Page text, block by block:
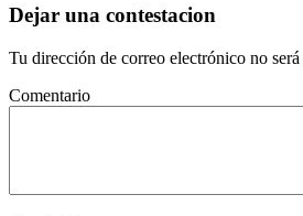
Dejar una contestacion
Tu dirección de correo electrónico no
Comentario